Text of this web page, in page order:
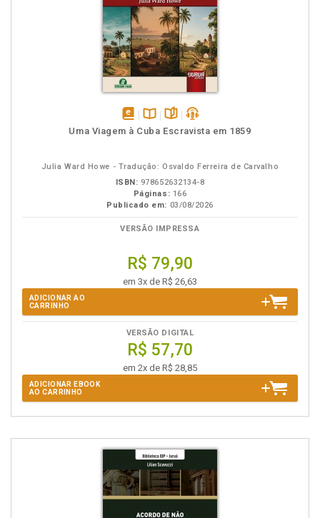
disponívelDisponível
páginaspodcast
Uma Viagem à Cuba Escravista em 1859
Julia Ward Howe - Tradução: Osvaldo Ferreira de Carvalho
ISBN: 978652632134-8
Páginas: 166
Publicado em: 03/08/2026
VERSÃO IMPRESSA
R$ 79,90
em 3x de R$ 26,63
ADICIONAR AO
CARRINHO
VERSÃO DIGITAL
R$ 57,70
em 2x de R$ 28,85
ADICIONAR EBOOK
AO CARRINHO